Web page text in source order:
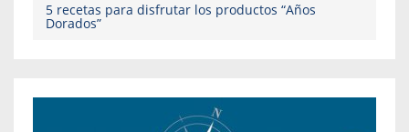
5 recetas para disfrutar los productos “Años
Dorados”